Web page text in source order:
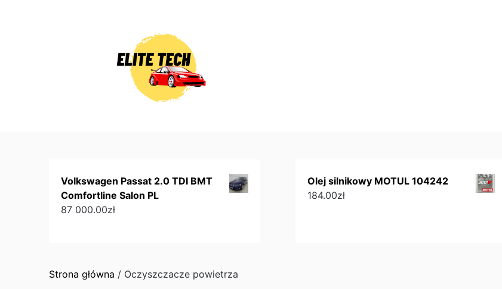
Volkswagen Passat 2.0 TDI BMT
Comfortline Salon PL
87 000.00zł
Olej silnikowy MOTUL 104242
184.00zł
Strona główna / Oczyszczacze powietrza